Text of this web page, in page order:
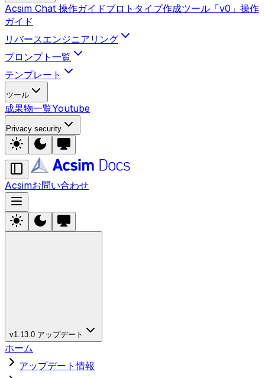
Acsim Chat 操作ガイドプロトタイプ作成ツール「v0」操作
ガイド
リバースエンジニアリング
プロンプト一覧
テンプレート
ツール
成果物一覧Youtube
Privacy security
Acsimお問い合わせ
v1.13.0 アップデート
ホーム
アップデート情報